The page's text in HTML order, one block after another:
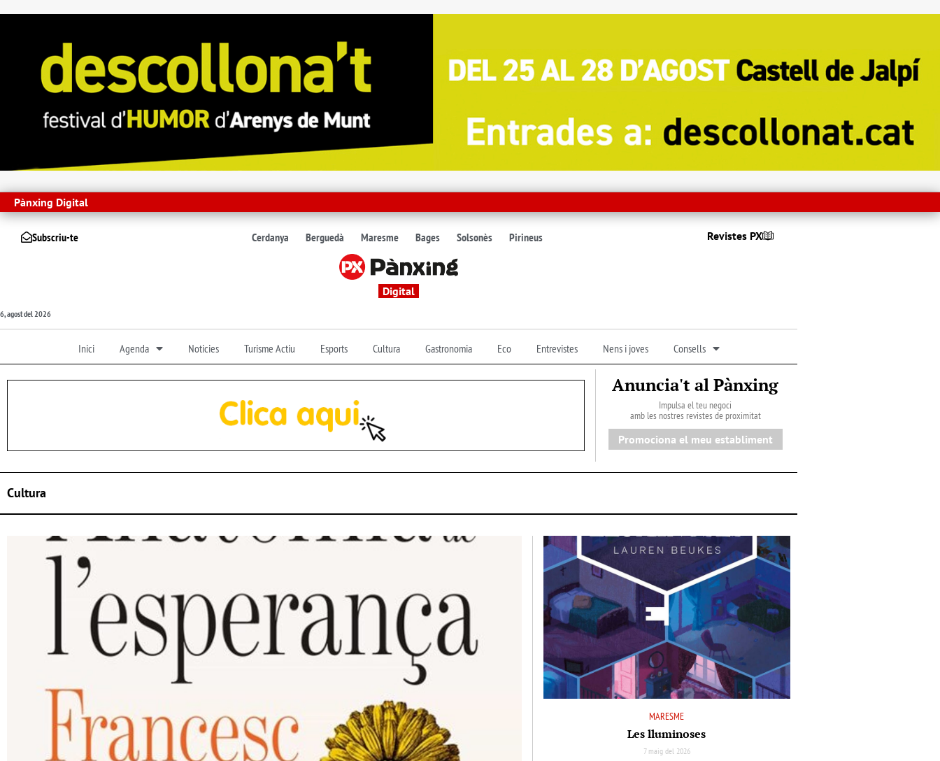
Pànxing Digital
Subscriu-te Cerdanya Berguedà Maresme Bages Solsonès Pirineus Revistes PX
Digital
6, agost del 2026
Inici Agenda Noticies Turisme Actiu Esports Cultura Gastronomia Eco Entrevistes Nens i joves Consells
Anuncia't al Pànxing
Impulsa el teu negoci
amb les nostres revistes de proximitat
Promociona el meu establiment
Cultura
MARESME
Les lluminoses
7 maig del 2026